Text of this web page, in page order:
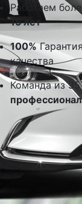
Работаем
15 лет
100%Гарантия
качества
Команда из 35